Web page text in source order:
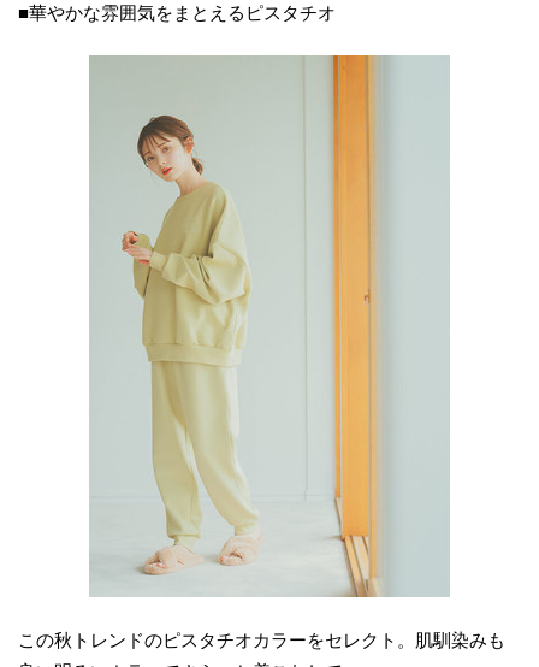
■華やかな雰囲気をまとえるピスタチオ
この秋トレンドのピスタチオカラーをセレクト。肌馴染みも